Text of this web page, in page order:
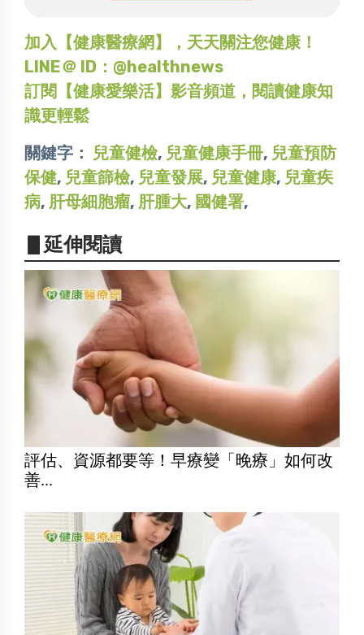
加入【健康醫療網】，天天關注您健康！
LINE＠ ID：@healthnews
訂閱【健康愛樂活】影音頻道，閱讀健康知
識更輕鬆
關鍵字： 兒童健檢, 兒童健康手冊, 兒童預防
保健, 兒童篩檢, 兒童發展, 兒童健康, 兒童疾
病, 肝母細胞瘤, 肝腫大, 國健署,
▋延伸閱讀
評估、資源都要等！早療變「晚療」如何改
善...